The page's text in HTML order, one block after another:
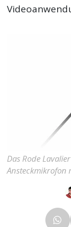
Das Rode
Ansteckmikrofon